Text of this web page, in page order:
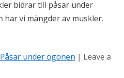
bidrar till påsar under
har vi mängder av muskler.
Påsar under ögonen | Leave a